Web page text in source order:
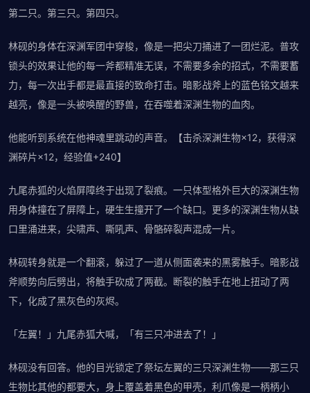
第二只。第三只。第四只。
林砚的身体在深渊军团中穿梭，像是一把尖刀捅进了一团烂泥。普攻
锁头的效果让他的每一斧都精准无误，不需要多余的招式，不需要蓄
力，每一次出手都是最直接的致命打击。暗影战斧上的蓝色铭文越来
越亮，像是一头被唤醒的野兽，在吞噬着深渊生物的血肉。
他能听到系统在他神魂里跳动的声音。【击杀深渊生物×12，获得深
渊碎片×12，经验值+240】
九尾赤狐的火焰屏障终于出现了裂痕。一只体型格外巨大的深渊生物
用身体撞在了屏障上，硬生生撞开了一个缺口。更多的深渊生物从缺
口里涌进来，尖啸声、嘶吼声、骨骼碎裂声混成一片。
林砚转身就是一个翻滚，躲过了一道从侧面袭来的黑雾触手。暗影战
斧顺势向后劈出，将触手砍成了两截。断裂的触手在地上扭动了两
下，化成了黑灰色的灰烬。
「左翼！」九尾赤狐大喊，「有三只冲进去了！」
林砚没有回答。他的目光锁定了祭坛左翼的三只深渊生物——那三只
生物比其他的都要大，身上覆盖着黑色的甲壳，利爪像是一柄柄小